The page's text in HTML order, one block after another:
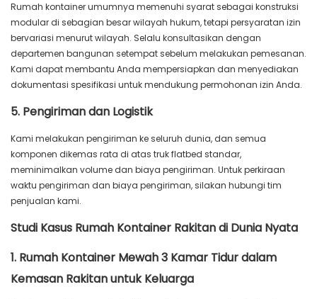
Rumah kontainer umumnya memenuhi syarat sebagai konstruksi
modular di sebagian besar wilayah hukum, tetapi persyaratan izin
bervariasi menurut wilayah. Selalu konsultasikan dengan
departemen bangunan setempat sebelum melakukan pemesanan.
Kami dapat membantu Anda mempersiapkan dan menyediakan
dokumentasi spesifikasi untuk mendukung permohonan izin Anda.
5. Pengiriman dan Logistik
Kami melakukan pengiriman ke seluruh dunia, dan semua
komponen dikemas rata di atas truk flatbed standar,
meminimalkan volume dan biaya pengiriman. Untuk perkiraan
waktu pengiriman dan biaya pengiriman, silakan hubungi tim
penjualan kami.
Studi Kasus Rumah Kontainer Rakitan di Dunia Nyata
1. Rumah Kontainer Mewah 3 Kamar Tidur dalam
Kemasan Rakitan untuk Keluarga